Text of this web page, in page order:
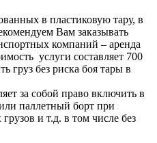
в пластиковую тару, в
Вам заказывать
компаний – аренда
услуги составляет 700
груз без риска боя тары в
за собой право включить в
паллетный борт при
и т.д. в том числе без